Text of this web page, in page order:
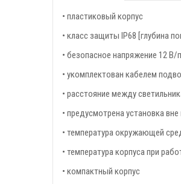
• пластиковый корпус
• класс защиты IP68 [глубина
• безопасное напряжение 12
• укомплектован кабелем
• расстояние между
• предусмотрена установка
• температура окружающей
• температура корпуса при
• компактный корпус